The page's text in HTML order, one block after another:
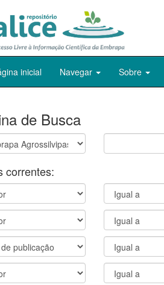
inicial Navegar Sobre
de Busca
correntes: